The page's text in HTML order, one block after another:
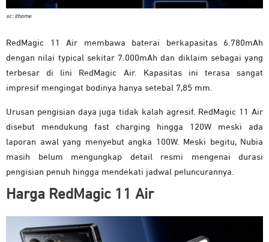
sc: ithome
RedMagic 11 Air membawa baterai berkapasitas 6.780mAh
dengan nilai typical sekitar 7.000mAh dan diklaim sebagai yang
terbesar di lini RedMagic Air. Kapasitas ini terasa sangat
impresif mengingat bodinya hanya setebal 7,85 mm.
Urusan pengisian daya juga tidak kalah agresif. RedMagic 11 Air
disebut mendukung fast charging hingga 120W meski ada
laporan awal yang menyebut angka 100W. Meski begitu, Nubia
masih belum mengungkap detail resmi mengenai durasi
pengisian penuh hingga mendekati jadwal peluncurannya.
Harga RedMagic 11 Air